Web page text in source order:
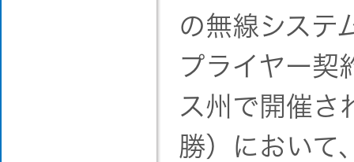
の無線システ
プライヤー契
ス州で開催さ
勝）において